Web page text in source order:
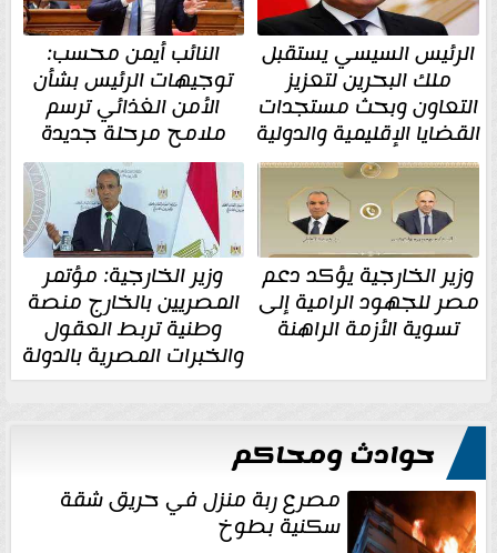
الرئيس السيسي يستقبل
ملك البحرين لتعزيز
التعاون وبحث مستجدات
القضايا الإقليمية والدولية
النائب أيمن محسب:
توجيهات الرئيس بشأن
الأمن الغذائي ترسم
ملامح مرحلة جديدة
وزير الخارجية يؤكد دعم
مصر للجهود الرامية إلى
تسوية الأزمة الراهنة
وزير الخارجية: مؤتمر
المصريين بالخارج منصة
وطنية تربط العقول
والخبرات المصرية بالدولة
حوادث ومحاكم
مصرع ربة منزل في حريق شقة
سكنية بطوخ